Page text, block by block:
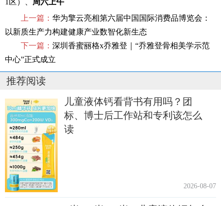
1区）、
周六上午
上一篇： 华为擎云亮相第六届中国国际消费品博览会：
以新质生产力构建健康产业数智化新生态
下一篇： 深圳香蜜丽格x乔雅登｜“乔雅登骨相美学示范
中心”正式成立
推荐阅读
儿童液体钙看背书有用吗？团
标、博士后工作站和专利该怎么
读
2026-08-07